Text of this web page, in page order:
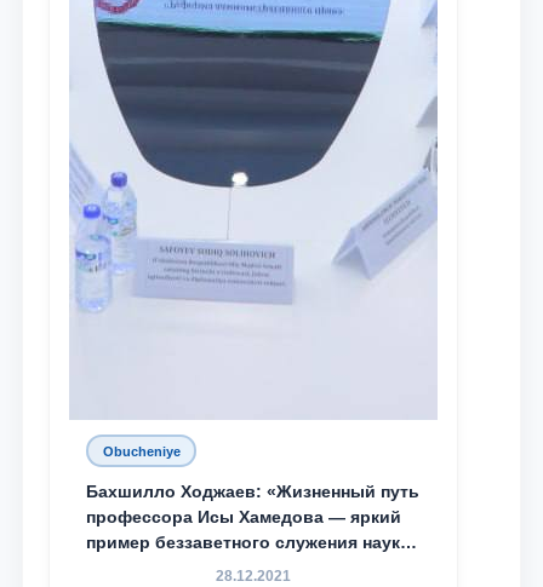
Obucheniye
Бахшилло Ходжаев: «Жизненный путь
профессора Исы Хамедова — яркий
пример беззаветного служения науке,
Родине и воспитанию молодого
28.12.2021